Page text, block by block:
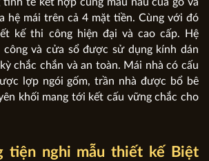
tế kết hợp cùng màu nâu của gỗ và
hệ mái trên cả 4 mặt tiền. Cùng với đó
kế thi công hiện đại và cao cấp. Hệ
công và cửa sổ được sử dụng kính dán
chắc chắn và an toàn. Mái nhà có cấu
lợp ngói gốm, trần nhà được bổ bê
khối mang tới kết cấu vững chắc cho
tiện nghi mẫu thiết kế Biệt